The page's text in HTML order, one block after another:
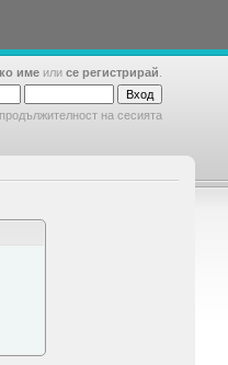
име или се регистрирай
на сесията